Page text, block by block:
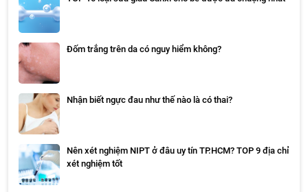
Đốm trắng trên da có nguy hiểm không?
Nhận biết ngực đau như thế nào là có thai?
Nên xét nghiệm NIPT ở đâu uy tín TP.HCM? TOP 9 địa chỉ
xét nghiệm tốt